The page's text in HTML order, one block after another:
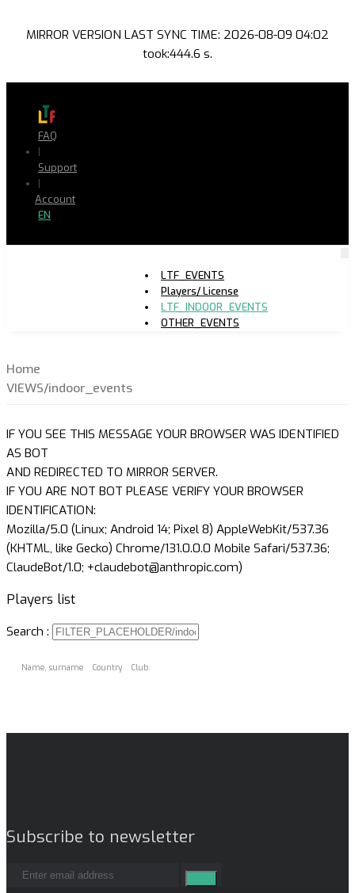
MIRROR VERSION LAST SYNC TIME: 2026-08-09 04:02
took:444.6 s.
FAQ
|
Support
|
Account
EN
LTF_EVENTS
Players/ License
LTF_INDOOR_EVENTS
OTHER_EVENTS
Home
VIEWS/indoor_events
IF YOU SEE THIS MESSAGE YOUR BROWSER WAS IDENTIFIED
AS BOT
AND REDIRECTED TO MIRROR SERVER.
IF YOU ARE NOT BOT PLEASE VERIFY YOUR BROWSER
IDENTIFICATION:
Mozilla/5.0 (Linux; Android 14; Pixel 8) AppleWebKit/537.36
(KHTML, like Gecko) Chrome/131.0.0.0 Mobile Safari/537.36;
ClaudeBot/1.0; +claudebot@anthropic.com)
Players list
Search :
Name, surname Country Club
Subscribe to newsletter